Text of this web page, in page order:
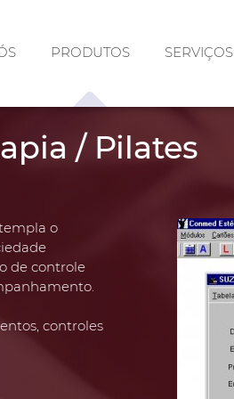
PRODUTOS SERVIÇOS
/ Pilates
o
de controle
controles